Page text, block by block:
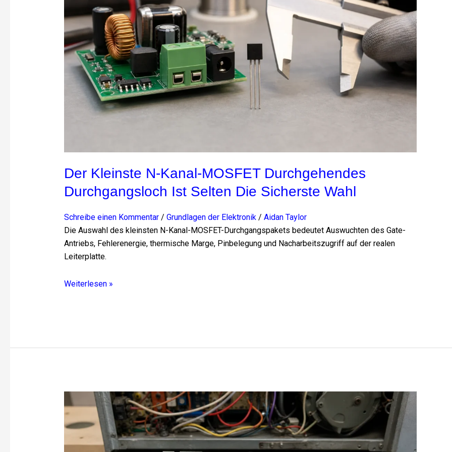
Der Kleinste N-Kanal-MOSFET Durchgehendes
Durchgangsloch Ist Selten Die Sicherste Wahl
Schreibe einen Kommentar / Grundlagen der Elektronik / Aidan Taylor
Die Auswahl des kleinsten N-Kanal-MOSFET-Durchgangspakets bedeutet Auswuchten des Gate-
Antriebs, Fehlerenergie, thermische Marge, Pinbelegung und Nacharbeitszugriff auf der realen
Leiterplatte.
ist
selten
die
sicherste
Wahl
Weiterlesen »
funktionieren
Ofenplatinen